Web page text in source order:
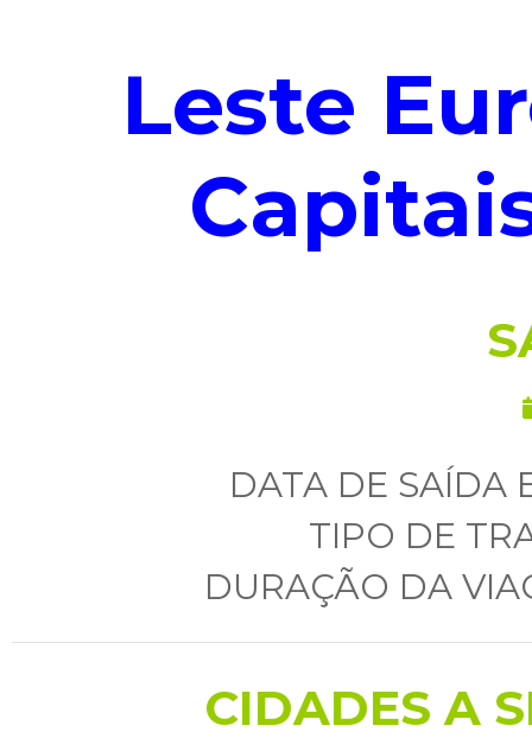
Leste
DATA DE SAÍDA
TIPO DE
DURAÇÃO DA
CIDADES A